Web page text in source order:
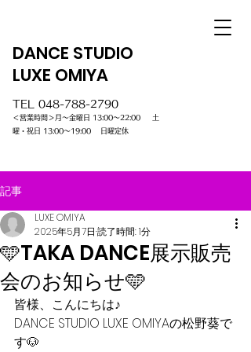
DANCE STUDIO
LUXE OMIYA
TEL 048-788-2790
＜営業時間＞月～金曜日 13:00～22:00 土
曜・祝日 13:00～19:00 日曜定休
記事
🩵TAKA DANCE展示販売
会のお知らせ🩵
LUXE OMIYA
2025年5月7日 読了時間: 1分
皆様、こんにちは♪
DANCE STUDIO LUXE OMIYAの松野葵で
す🐶